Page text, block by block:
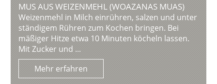
MUS AUS WEIZENMEHL (WOAZANAS MUAS)
Weizenmehl in Milch einrühren, salzen und unter
ständigem Rühren zum Kochen bringen. Bei
mäßiger Hitze etwa 10 Minuten köcheln lassen.
Mit Zucker und ...
Mehr erfahren